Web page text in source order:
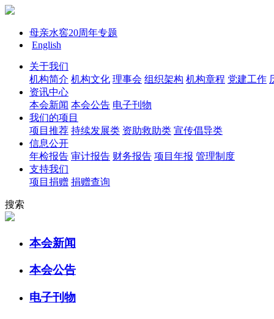
母亲水窖20周年专题
English
关于我们
机构简介 机构文化 理事会 组织架构 机构章程 党建工作
资讯中心
本会新闻 本会公告 电子刊物
我们的项目
项目推荐 持续发展类 资助救助类 宣传倡导类
信息公开
年检报告 审计报告 财务报告 项目年报 管理制度
支持我们
项目捐赠 捐赠查询
搜索
本会新闻
本会公告
电子刊物